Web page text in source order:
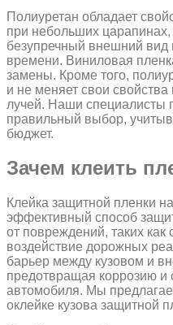
Полиуретан обладает
при небольших царапинах,
безупречный внешний вид
времени. Виниловая
замены. Кроме того,
и не меняет свои
лучей. Наши специалисты
правильный выбор,
бюджет.
Зачем клеить
Клейка защитной пленки
эффективный способ
от повреждений, таких
воздействие дорожных
барьер между кузовом и
предотвращая коррозию и
автомобиля. Мы
оклейке кузова защитной